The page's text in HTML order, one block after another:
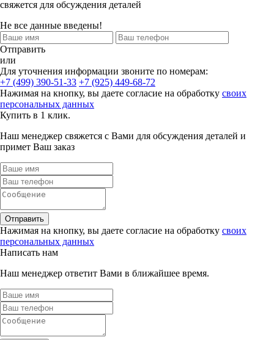
свяжется для обсуждения деталей
Не все данные введены!
Отправить
или
Для уточнения информации звоните по номерам:
+7 (499) 390-51-33 +7 (925) 449-68-72
Нажимая на кнопку, вы даете согласие на обработку своих
персональных данных
Купить в 1 клик.
Наш менеджер свяжется с Вами для обсуждения деталей и
примет Ваш заказ
Отправить
Нажимая на кнопку, вы даете согласие на обработку своих
персональных данных
Написать нам
Наш менеджер ответит Вами в ближайшее время.